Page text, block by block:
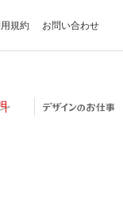
規約 お問い合わせ